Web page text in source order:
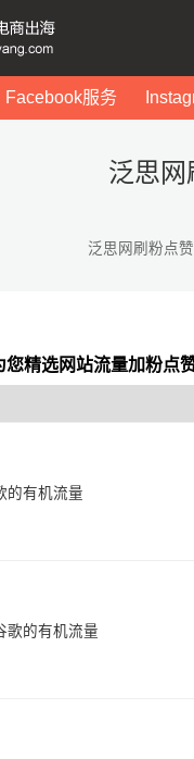
Facebook服务
泛思网
泛思网刷粉点
您精选网站流量加粉点
的有机流量
歌的有机流量